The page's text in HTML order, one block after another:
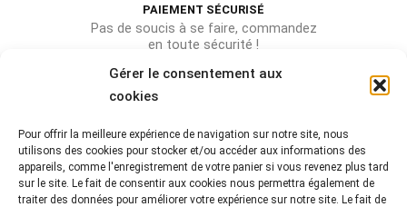
Gérer le consentement aux
cookies
Pour offrir la meilleure expérience de navigation sur notre site, nous
utilisons des cookies pour stocker et/ou accéder aux informations des
appareils, comme l'enregistrement de votre panier si vous revenez plus tard
sur le site. Le fait de consentir aux cookies nous permettra également de
traiter des données pour améliorer votre expérience sur notre site. Le fait de
PAIEMENT SÉCURISÉ
Pas de soucis à se faire, commandez
en toute sécurité !
Rejoignez-nous sur les réseaux !
Partagez-nous vos photos avec le hashtag
#lebeaubazar